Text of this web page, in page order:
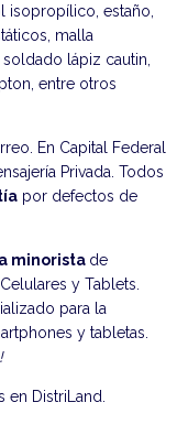
isopropílico, estaño,
malla
lápiz cautin,
entre otros
En Capital Federal
Privada. Todos
por defectos de
minorista de
y Tablets.
para la
y tabletas.
en DistriLand